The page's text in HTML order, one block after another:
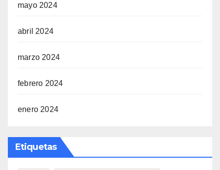
mayo 2024
abril 2024
marzo 2024
febrero 2024
enero 2024
Etiquetas